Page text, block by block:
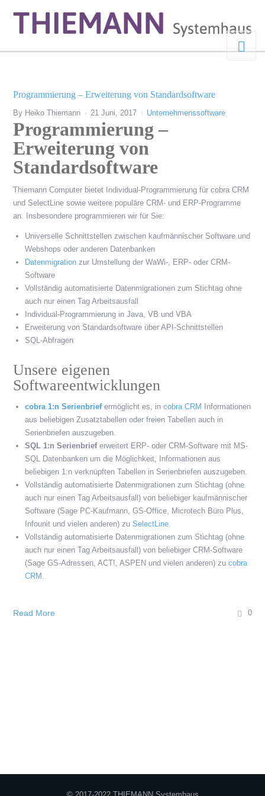
Programmierung – Erweiterung von Standardsoftware
By Heiko Thiemann 21 Juni, 2017 Unternehmenssoftware
Programmierung –
Erweiterung von
Standardsoftware
Thiemann Computer bietet Individual-Programmierung für cobra CRM
und SelectLine sowie weitere populäre CRM- und ERP-Programme
an. Insbesondere programmieren wir für Sie:
Universelle Schnittstellen zwischen kaufmännischer Software und
Webshops oder anderen Datenbanken
Datenmigration zur Umstellung der WaWi-, ERP- oder CRM-
Software
Vollständig automatisierte Datenmigrationen zum Stichtag ohne
auch nur einen Tag Arbeitsausfall
Individual-Programmierung in Java, VB und VBA
Erweiterung von Standardsoftware über API-Schnittstellen
SQL-Abfragen
Unsere eigenen
Softwareentwicklungen
cobra 1:n Serienbriefermöglicht es, incobra CRM
Informationen
aus beliebigen Zusatztabellen oder freien Tabellen auch in
Serienbriefen auszugeben.
SQL 1:n Serienbrieferweitert ERP- oder CRM-Software mit MS-
SQL Datenbanken um die Möglichkeit, Informationen aus
beliebigen 1:n verknüpften Tabellen in Serienbriefen auszugeben.
Vollständig automatisierte Datenmigrationen zum Stichtag (ohne
auch nur einen Tag Arbeitsausfall) von beliebiger kaufmännischer
Software (Sage PC-Kaufmann, GS-Office, Microtech Büro Plus,
Infounit und vielen anderen) zuSelectLine
Vollständig automatisierte Datenmigrationen zum Stichtag (ohne
auch nur einen Tag Arbeitsausfall) von beliebiger CRM-Software
(Sage GS-Adressen, ACT!, ASPEN und vielen anderen) zucobra
CRM
Read More 0